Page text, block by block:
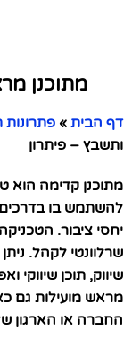
מתוכנן
דף הבית »
ותשבץ – פיתרון
מתוכנן קדימה הוא
להשתמש בו בדרכים
יחסי ציבור.
שרלוונטי לקהל.
שיווק, תוכן שיווקי
מראש מועילות גם
החברה או הארגון